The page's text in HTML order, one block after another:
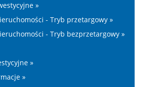
»
- Tryb przetargowy »
- Tryb bezprzetargowy »
»
»